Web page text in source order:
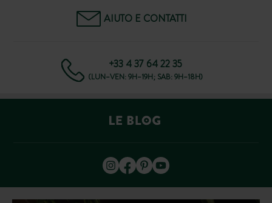
AIUTO E CONTATTI
+33 4 37 64 22 35
(LUN–VEN: 9H–19H; SAB: 9H–18H)